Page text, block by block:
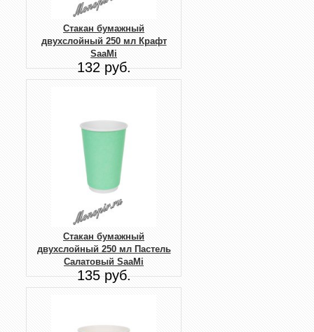
Стакан бумажный
двухслойный 250 мл Крафт
SaaMi
132 руб.
Стакан бумажный
двухслойный 250 мл Пастель
Салатовый SaaMi
135 руб.